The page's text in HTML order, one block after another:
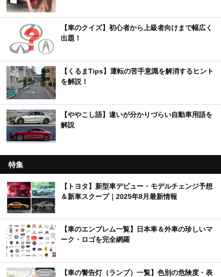
【車のクイズ】初心者から上級者向けまで幅広く
出題！
【くるまTips】運転の苦手意識を解消するヒント
を解説！
【ややこし語】違いが分かりづらい自動車用語を
解説
特集
【トヨタ】新型車デビュー・モデルチェンジ予想
＆新車スクープ｜2025年8月最新情報
【車のエンブレム一覧】日本車＆外車の珍しいマ
ーク・ロゴを完全網羅
【車の警告灯（ランプ）一覧】色別の危険度・表